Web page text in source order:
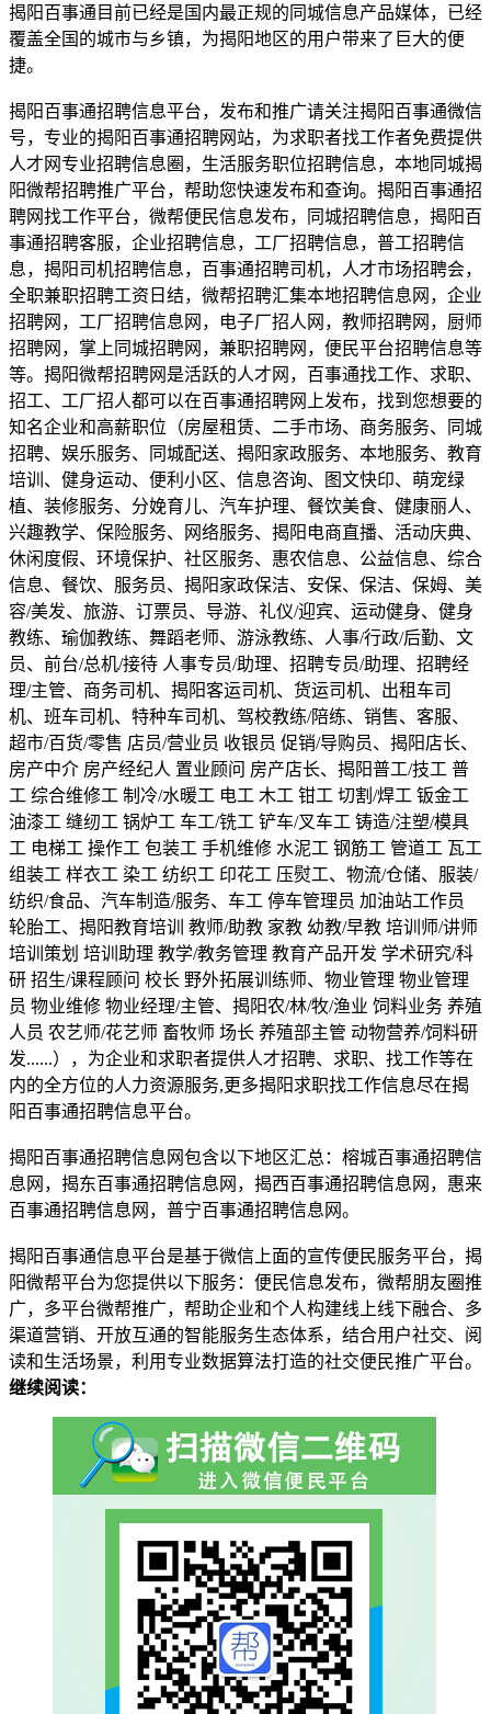
揭阳百事通目前已经是国内最正规的同城信息产品媒体，已经
覆盖全国的城市与乡镇，为揭阳地区的用户带来了巨大的便
捷。
揭阳百事通招聘信息平台，发布和推广请关注揭阳百事通微信
号，专业的揭阳百事通招聘网站，为求职者找工作者免费提供
人才网专业招聘信息圈，生活服务职位招聘信息，本地同城揭
阳微帮招聘推广平台，帮助您快速发布和查询。揭阳百事通招
聘网找工作平台，微帮便民信息发布，同城招聘信息，揭阳百
事通招聘客服，企业招聘信息，工厂招聘信息，普工招聘信
息，揭阳司机招聘信息，百事通招聘司机，人才市场招聘会，
全职兼职招聘工资日结，微帮招聘汇集本地招聘信息网，企业
招聘网，工厂招聘信息网，电子厂招人网，教师招聘网，厨师
招聘网，掌上同城招聘网，兼职招聘网，便民平台招聘信息等
等。揭阳微帮招聘网是活跃的人才网，百事通找工作、求职、
招工、工厂招人都可以在百事通招聘网上发布，找到您想要的
知名企业和高薪职位（房屋租赁、二手市场、商务服务、同城
招聘、娱乐服务、同城配送、揭阳家政服务、本地服务、教育
培训、健身运动、便利小区、信息咨询、图文快印、萌宠绿
植、装修服务、分娩育儿、汽车护理、餐饮美食、健康丽人、
兴趣教学、保险服务、网络服务、揭阳电商直播、活动庆典、
休闲度假、环境保护、社区服务、惠农信息、公益信息、综合
信息、餐饮、服务员、揭阳家政保洁、安保、保洁、保姆、美
容/美发、旅游、订票员、导游、礼仪/迎宾、运动健身、健身
教练、瑜伽教练、舞蹈老师、游泳教练、人事/行政/后勤、文
员、前台/总机/接待 人事专员/助理、招聘专员/助理、招聘经
理/主管、商务司机、揭阳客运司机、货运司机、出租车司
机、班车司机、特种车司机、驾校教练/陪练、销售、客服、
超市/百货/零售 店员/营业员 收银员 促销/导购员、揭阳店长、
房产中介 房产经纪人 置业顾问 房产店长、揭阳普工/技工 普
工 综合维修工 制冷/水暖工 电工 木工 钳工 切割/焊工 钣金工
油漆工 缝纫工 锅炉工 车工/铣工 铲车/叉车工 铸造/注塑/模具
工 电梯工 操作工 包装工 手机维修 水泥工 钢筋工 管道工 瓦工
组装工 样衣工 染工 纺织工 印花工 压熨工、物流/仓储、服装/
纺织/食品、汽车制造/服务、车工 停车管理员 加油站工作员
轮胎工、揭阳教育培训 教师/助教 家教 幼教/早教 培训师/讲师
培训策划 培训助理 教学/教务管理 教育产品开发 学术研究/科
研 招生/课程顾问 校长 野外拓展训练师、物业管理 物业管理
员 物业维修 物业经理/主管、揭阳农/林/牧/渔业 饲料业务 养殖
人员 农艺师/花艺师 畜牧师 场长 养殖部主管 动物营养/饲料研
发......），为企业和求职者提供人才招聘、求职、找工作等在
内的全方位的人力资源服务,更多揭阳求职找工作信息尽在揭
阳百事通招聘信息平台。
揭阳百事通招聘信息网包含以下地区汇总：榕城百事通招聘信
息网，揭东百事通招聘信息网，揭西百事通招聘信息网，惠来
百事通招聘信息网，普宁百事通招聘信息网。
揭阳百事通信息平台是基于微信上面的宣传便民服务平台，揭
阳微帮平台为您提供以下服务：便民信息发布，微帮朋友圈推
广，多平台微帮推广，帮助企业和个人构建线上线下融合、多
渠道营销、开放互通的智能服务生态体系，结合用户社交、阅
读和生活场景，利用专业数据算法打造的社交便民推广平台。
继续阅读：